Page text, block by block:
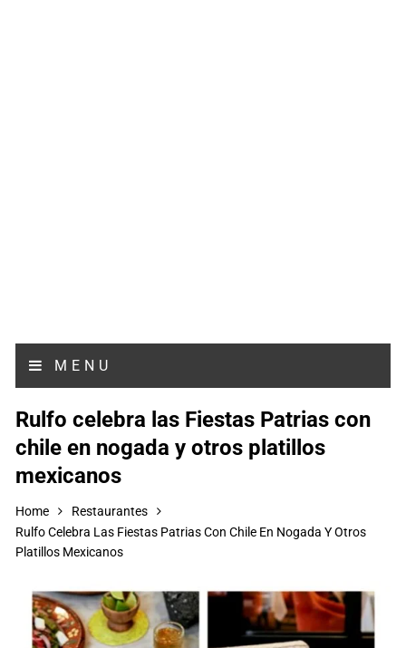
MENU
Rulfo celebra las Fiestas Patrias con
chile en nogada y otros platillos
mexicanos
Home
Restaurantes
Rulfo Celebra Las Fiestas Patrias Con Chile En Nogada Y Otros
Platillos Mexicanos